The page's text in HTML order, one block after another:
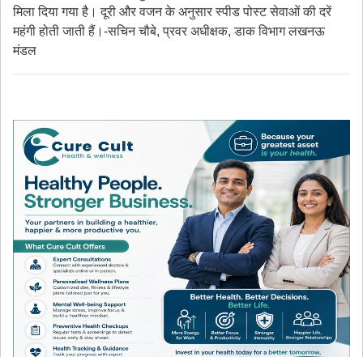
मिला दिया गया है। दूरी और वजन के अनुसार स्पीड पोस्ट सेवाओं की दरें
महंगी होती जाती हैं।-सचिन चौबे, प्रवर अधीक्षक, डाक विभाग लखनऊ
मंडल